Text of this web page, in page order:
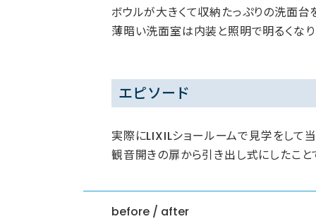
ボウルが大きくて収納たっぷりの洗面台
薄暗い洗面室は内装と照明で明るくなり
エピソード
実際にLIXILショールームで見学をして
観音開きの扉から引き出し式にしたこと
before / after